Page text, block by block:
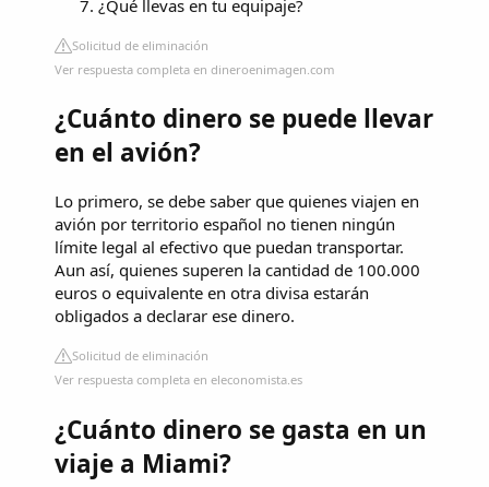
¿Qué llevas en tu equipaje?
Solicitud de eliminación
Ver respuesta completa en dineroenimagen.com
¿Cuánto dinero se puede llevar
en el avión?
Lo primero, se debe saber que quienes viajen en
avión por territorio español no tienen ningún
límite legal al efectivo que puedan transportar.
Aun así, quienes superen la cantidad de 100.000
euros o equivalente en otra divisa estarán
obligados a declarar ese dinero.
Solicitud de eliminación
Ver respuesta completa en eleconomista.es
¿Cuánto dinero se gasta en un
viaje a Miami?